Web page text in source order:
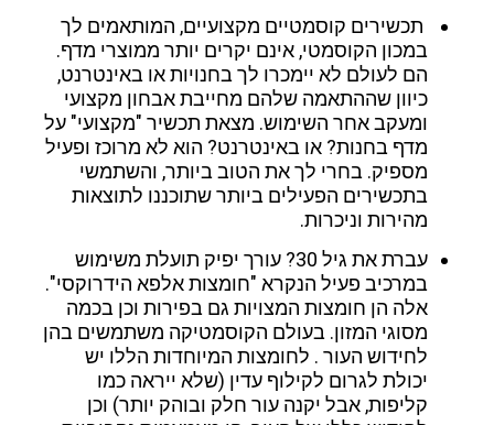
תכשירים קוסמטיים מקצועיים, המותאמים לך
במכון הקוסמטי, אינם יקרים יותר ממוצרי מדף.
הם לעולם לא יימכרו לך בחנויות או באינטרנט,
כיוון שההתאמה שלהם מחייבת אבחון מקצועי
ומעקב אחר השימוש. מצאת תכשיר "מקצועי" על
מדף בחנות? או באינטרנט? הוא לא מרוכז ופעיל
מספיק. בחרי לך את הטוב ביותר, והשתמשי
בתכשירים הפעילים ביותר שתוכננו לתוצאות
מהירות וניכרות.
עברת את גיל 30? עורך יפיק תועלת משימוש
במרכיב פעיל הנקרא "חומצות אלפא הידרוקסי".
אלה הן חומצות המצויות גם בפירות וכן בכמה
מסוגי המזון. בעולם הקוסמטיקה משתמשים בהן
לחידוש העור . לחומצות המיוחדות הללו יש
יכולת לגרום לקילוף עדין (שלא ייראה כמו
קליפות, אבל יקנה עור חלק ובוהק יותר) וכן